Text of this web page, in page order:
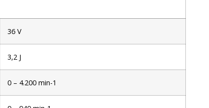
36 V
3,2 J
0 – 4.200 min-1